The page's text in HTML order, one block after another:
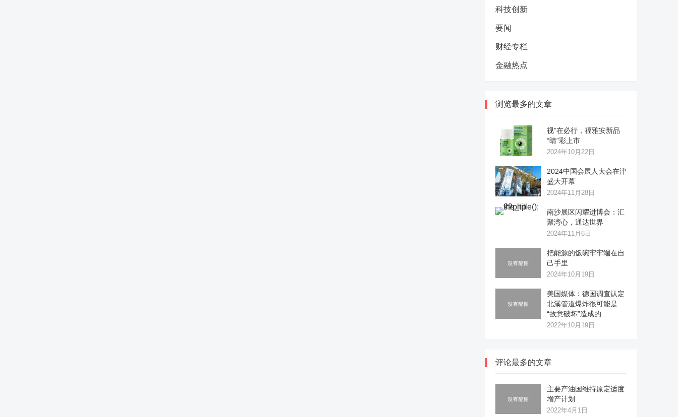
科技创新
要闻
财经专栏
金融热点
浏览最多的文章
视”在必行，福雅安新品
“睛”彩上市
2024年10月22日
2024中国会展人大会在津
盛大开幕
2024年11月28日
南沙展区闪耀进博会：汇
聚湾心，通达世界
2024年11月6日
把能源的饭碗牢牢端在自
己手里
2024年10月19日
美国媒体：德国调查认定
北溪管道爆炸很可能是
“故意破坏”造成的
2022年10月19日
评论最多的文章
主要产油国维持原定适度
增产计划
2022年4月1日